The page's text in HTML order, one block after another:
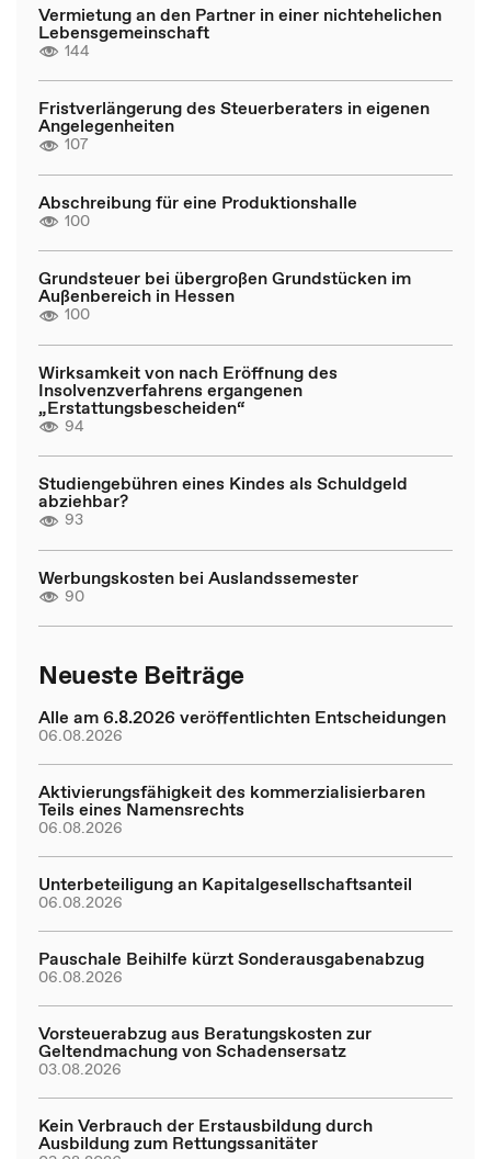
Vermietung an den Partner in einer nichtehelichen
Lebensgemeinschaft
144
Fristverlängerung des Steuerberaters in eigenen
Angelegenheiten
107
Abschreibung für eine Produktionshalle
100
Grundsteuer bei übergroßen Grundstücken im
Außenbereich in Hessen
100
Wirksamkeit von nach Eröffnung des
Insolvenzverfahrens ergangenen
„Erstattungsbescheiden“
94
Studiengebühren eines Kindes als Schuldgeld
abziehbar?
93
Werbungskosten bei Auslandssemester
90
Neueste Beiträge
Alle am 6.8.2026 veröffentlichten Entscheidungen
06.08.2026
Aktivierungsfähigkeit des kommerzialisierbaren
Teils eines Namensrechts
06.08.2026
Unterbeteiligung an Kapitalgesellschaftsanteil
06.08.2026
Pauschale Beihilfe kürzt Sonderausgabenabzug
06.08.2026
Vorsteuerabzug aus Beratungskosten zur
Geltendmachung von Schadensersatz
03.08.2026
Kein Verbrauch der Erstausbildung durch
Ausbildung zum Rettungssanitäter